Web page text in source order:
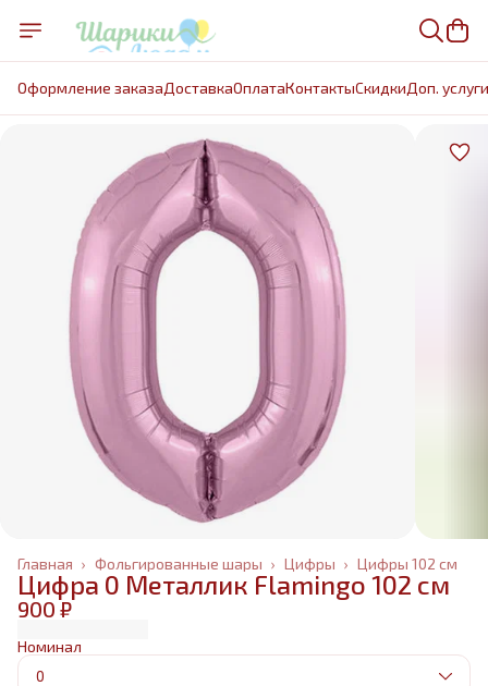
Оформление заказаДоставкаОплатаКонтактыCкидкиДоп. услуги
Цифры 102 см
Цифры ›
Фольгированные шары ›
Главная ›
Цифра 0 Металлик Flamingo 102 см
900 ₽
Номинал
0